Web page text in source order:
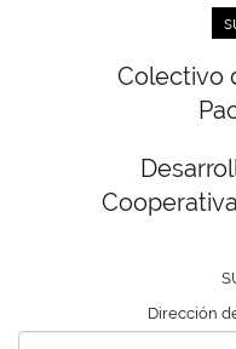
Colectivo
Dirección